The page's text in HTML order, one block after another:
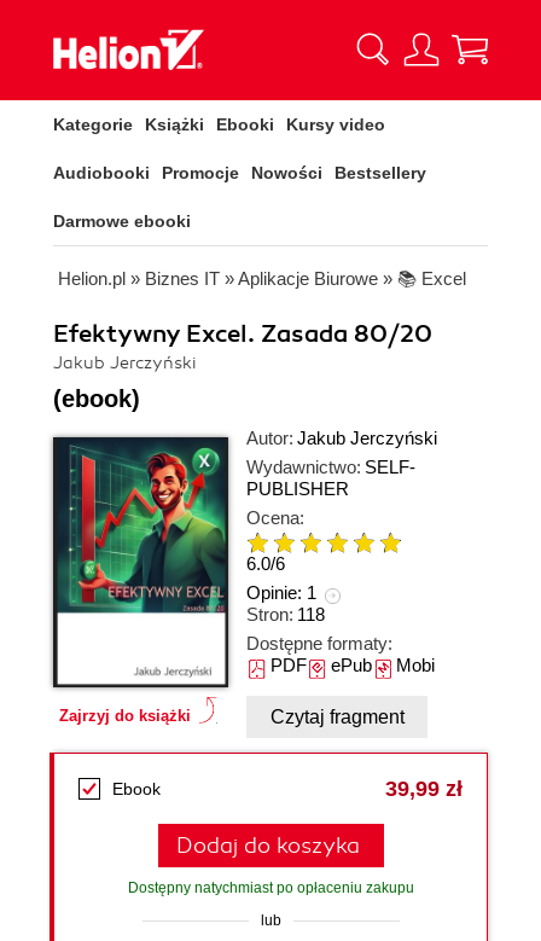
Kategorie Książki Ebooki Kursy video
Audiobooki Promocje Nowości Bestsellery
Darmowe ebooki
Helion.pl » Biznes IT »Aplikacje Biurowe » 📚 Excel
Efektywny Excel. Zasada 80/20
Jakub Jerczyński
(ebook)
Zajrzyj do książki
Autor: Jakub Jerczyński
Wydawnictwo: SELF-
PUBLISHER
Ocena:
6.0/6
Opinie: 1
Stron: 118
Dostępne formaty:
PDFePubMobi
Czytaj fragment
Ebook 39,99 zł
Dodaj do koszyka
Dostępny natychmiast po opłaceniu zakupu
lub